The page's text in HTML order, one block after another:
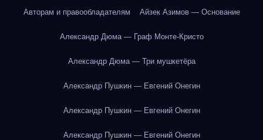
Авторам и правообладателям Айзек Азимов — Основание
Александр Дюма — Граф Монте-Кристо
Александр Дюма — Три мушкетёра
Александр Пушкин — Евгений Онегин
Александр Пушкин — Евгений Онегин
Александр Пушкин — Евгений Онегин